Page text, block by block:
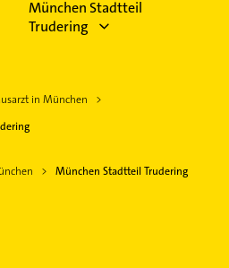
München Stadtteil
Trudering
in München
München Stadtteil Trudering